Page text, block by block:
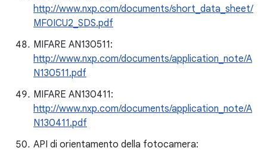
http://www.nxp.com/documents/short_data_sheet/
MF0ICU2_SDS.pdf
MIFARE AN130511:
http://www.nxp.com/documents/application_note/A
N130511.pdf
MIFARE AN130411:
http://www.nxp.com/documents/application_note/A
N130411.pdf
API di orientamento della fotocamera: